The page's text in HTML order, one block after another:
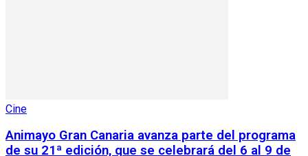
Cine
Animayo Gran Canaria avanza parte del programa
de su 21ª edición, que se celebrará del 6 al 9 de